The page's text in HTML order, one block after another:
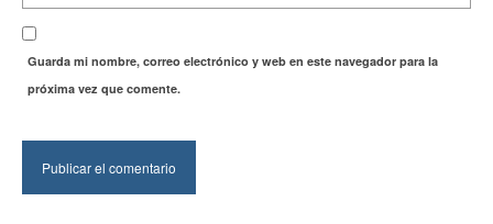
Guarda mi nombre, correo electrónico y web en este navegador para la
próxima vez que comente.